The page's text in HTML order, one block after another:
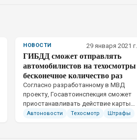
НОВОСТИ 29 января 2021 г.
ГИБДД сможет отправлять
автомобилистов на техосмотры
бесконечное количество раз
Согласно разработанному в МВД
проекту, Госавтоинспекция сможет
приостанавливать действие карты
техосмотра у неисправных
Автоновости Техосмотр Штрафы